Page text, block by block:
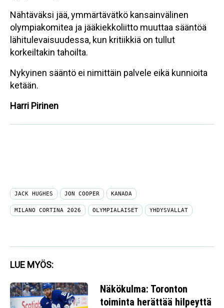
Nähtäväksi jää, ymmärtävätkö kansainvälinen
olympiakomitea ja jääkiekkoliitto muuttaa sääntöä
lähitulevaisuudessa, kun kritiikkiä on tullut
korkeiltakin tahoilta.
Nykyinen sääntö ei nimittäin palvele eikä kunnioita
ketään.
Harri Pirinen
JACK HUGHES JON COOPER KANADA
MILANO CORTINA 2026 OLYMPIALAISET YHDYSVALLAT
LUE MYÖS:
toiminta herättää hilpeyttä
NÄKÖKULMAT
31.03.2026